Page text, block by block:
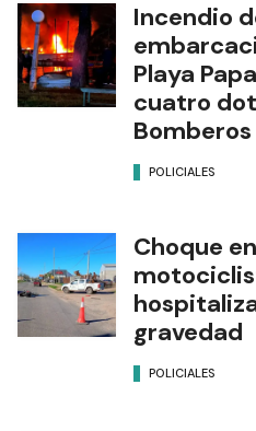
Incendio
Playa
cuatro
Bomberos
POLICIALES
Choque
gravedad
POLICIALES